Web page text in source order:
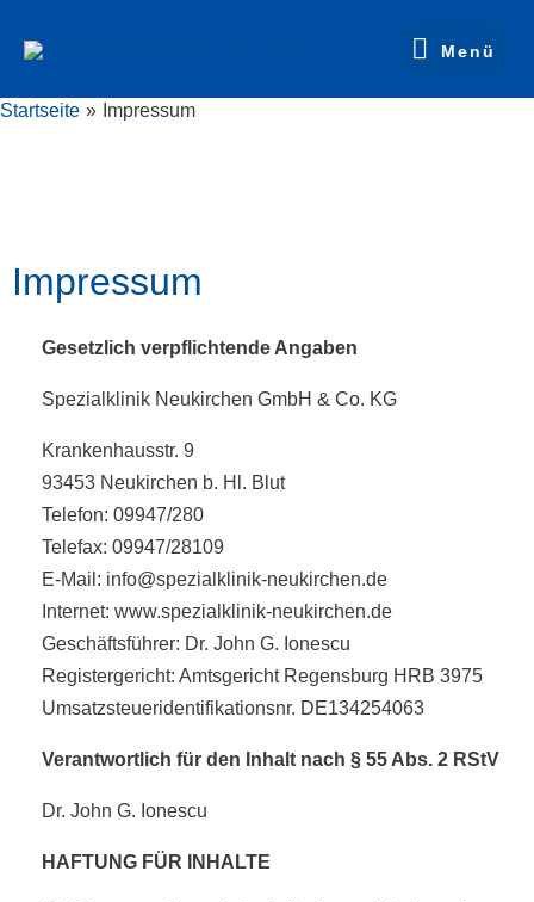
Inhalt
Menü
Menü
Startseite Impressum
Impressum
Gesetzlich verpflichtende Angaben
Spezialklinik Neukirchen GmbH & Co. KG
Krankenhausstr. 9
93453 Neukirchen b. Hl. Blut
Telefon: 09947/280
Telefax: 09947/28109
E-Mail: info@spezialklinik-neukirchen.de
Internet: www.spezialklinik-neukirchen.de
Geschäftsführer: Dr. John G. Ionescu
Registergericht: Amtsgericht Regensburg HRB 3975
Umsatzsteueridentifikationsnr. DE134254063
Verantwortlich für den Inhalt nach § 55 Abs. 2 RStV
Dr. John G. Ionescu
HAFTUNG FÜR INHALTE